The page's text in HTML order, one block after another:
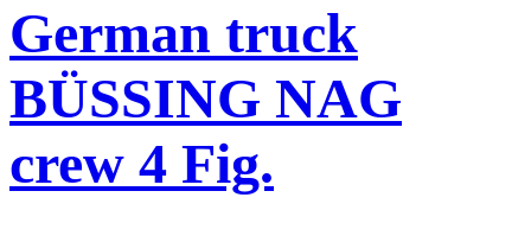
German truck
BÜSSING NAG
crew 4 Fig.